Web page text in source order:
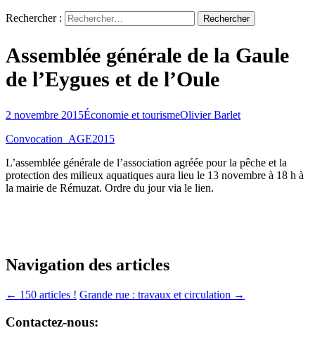
Rechercher :
Assemblée générale de la Gaule
de l’Eygues et de l’Oule
2 novembre 2015Économie et tourismeOlivier Barlet
Convocation_AGE2015
L’assemblée générale de l’association agréée pour la pêche et la
protection des milieux aquatiques aura lieu le 13 novembre à 18 h à
la mairie de Rémuzat. Ordre du jour via le lien.
Navigation des articles
← 150 articles ! Grande rue : travaux et circulation →
Contactez-nous: